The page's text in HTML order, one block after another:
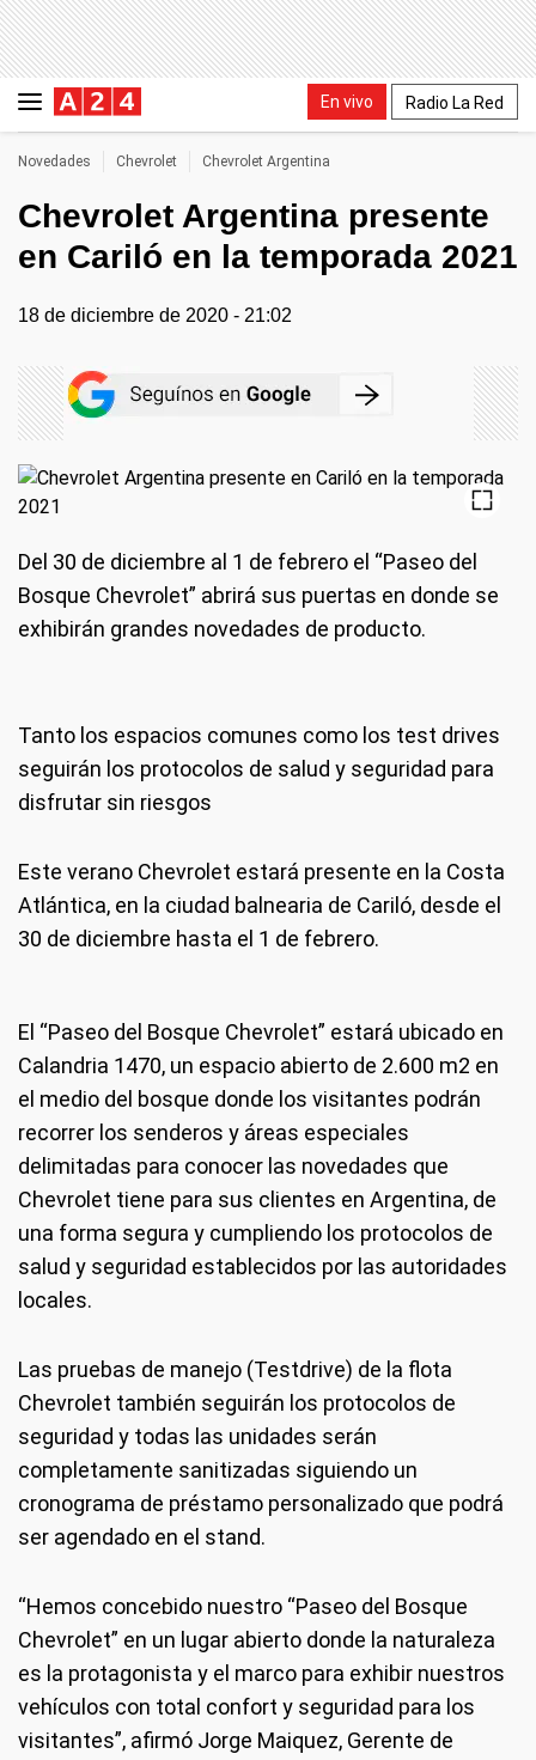
En vivo Radio La Red
Novedades Chevrolet Chevrolet Argentina
Chevrolet Argentina presente
en Cariló en la temporada 2021
18 de diciembre de 2020 - 21:02
Del 30 de diciembre al 1 de febrero el “Paseo del
Bosque Chevrolet” abrirá sus puertas en donde se
exhibirán grandes novedades de producto.
Tanto los espacios comunes como los test drives
seguirán los protocolos de salud y seguridad para
disfrutar sin riesgos
Este verano Chevrolet estará presente en la Costa
Atlántica, en la ciudad balnearia de Cariló, desde el
30 de diciembre hasta el 1 de febrero.
El “Paseo del Bosque Chevrolet” estará ubicado en
Calandria 1470, un espacio abierto de 2.600 m2 en
el medio del bosque donde los visitantes podrán
recorrer los senderos y áreas especiales
delimitadas para conocer las novedades que
Chevrolet tiene para sus clientes en Argentina, de
una forma segura y cumpliendo los protocolos de
salud y seguridad establecidos por las autoridades
locales.
Las pruebas de manejo (Testdrive) de la flota
Chevrolet también seguirán los protocolos de
seguridad y todas las unidades serán
completamente sanitizadas siguiendo un
cronograma de préstamo personalizado que podrá
ser agendado en el stand.
“Hemos concebido nuestro “Paseo del Bosque
Chevrolet” en un lugar abierto donde la naturaleza
es la protagonista y el marco para exhibir nuestros
vehículos con total confort y seguridad para los
visitantes”, afirmó Jorge Maiquez, Gerente de